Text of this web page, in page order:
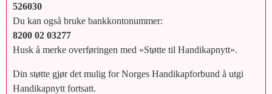
526030
Du kan også bruke bankkontonummer:
8200 02 03277
Husk å merke overføringen med «Støtte til Handikapnytt».
Din støtte gjør det mulig for Norges Handikapforbund å utgi
Handikapnytt fortsatt.